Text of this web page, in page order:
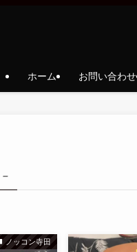
ホーム お問い合わせ
–
ノッコン寺田